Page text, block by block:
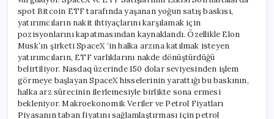
spot Bitcoin ETF tarafında yaşanan yoğun satış baskısı,
yatırımcıların nakit ihtiyaçlarını karşılamak için
pozisyonlarını kapatmasından kaynaklandı. Özellikle Elon
Musk’ın şirketi SpaceX ‘in halka arzına katılmak isteyen
yatırımcıların, ETF varlıklarını nakde dönüştürdüğü
belirtiliyor. Nasdaq üzerinde 150 dolar seviyesinden işlem
görmeye başlayan SpaceX hisselerinin yarattığı bu baskının,
halka arz sürecinin ilerlemesiyle birlikte sona ermesi
bekleniyor. Makroekonomik Veriler ve Petrol Fiyatları
Piyasanın taban fiyatını sağlamlaştırması için petrol